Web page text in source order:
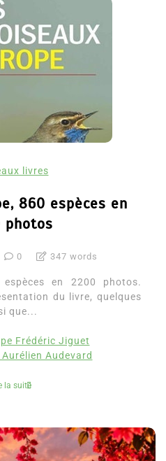
livres
860 espèces en
photos
0 347 words
espèces en 2200 photos.
du livre, quelques
que...
Frédéric Jiguet
Audevard
la suite